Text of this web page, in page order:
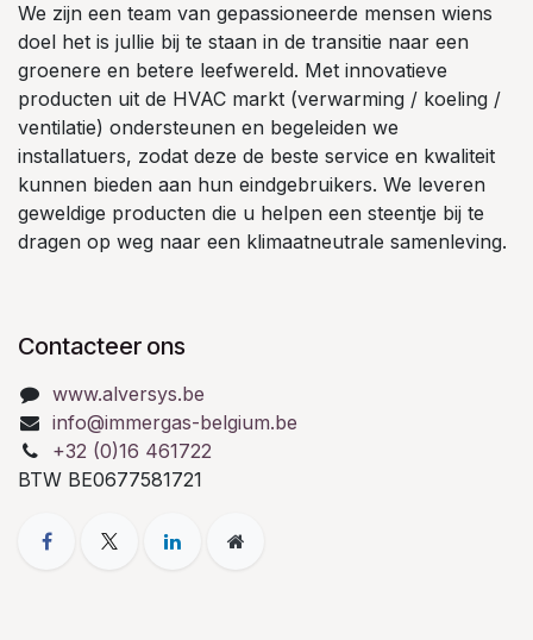
We zijn een team van gepassioneerde mensen wiens
doel het is jullie bij te staan in de transitie naar een
groenere en betere leefwereld. Met innovatieve
producten uit de HVAC markt (verwarming / koeling /
ventilatie) ondersteunen en begeleiden we
installatuers, zodat deze de beste service en kwaliteit
kunnen bieden aan hun eindgebruikers. We leveren
geweldige producten die u helpen een steentje bij te
dragen op weg naar een klimaatneutrale samenleving.
Contacteer ons
www.alversys.be
info@immergas-belgium.be
+32 (0)16 461722
BTW BE0677581721